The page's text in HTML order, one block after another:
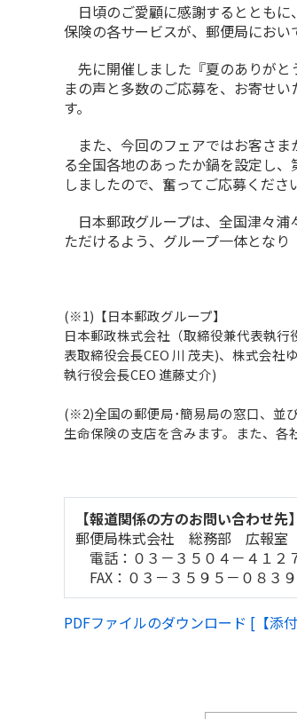
日頃のご愛顧に感謝するとともに
保険の各サービスが、郵便局におい
先に開催しました『夏のありがと
まの声と多数のご応募を、お寄せ
す。
また、今回のフェアではお客さま
る全国各地のあったか鍋を設定し
しましたので、奮ってご応募くださ
日本郵政グループは、全国津々浦
ただけるよう、グループ一体となり
(※1)【日本郵政グループ】
日本郵政株式会社（取締役兼代表執
表取締役会長CEO 川 茂夫)、株式会
執行役会長CEO 進藤丈介)
(※2)全国の郵便局･簡易局の窓口、並
生命保険の支店を含みます。また、各
【報道関係の方のお問い合わせ先】
郵便局株式会社 総務部 広報室（
電話：０３－３５０４－４１２
FAX：０３－３５９５－０８３９
PDFファイルのダウンロード [【添